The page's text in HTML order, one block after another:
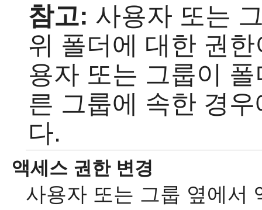
참고: 사용자 또는
위 폴더에 대한 권
용자 또는 그룹이
른 그룹에 속한 경
다.
액세스 권한 변경
사용자 또는 그룹 옆에서